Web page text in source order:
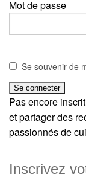
Mot de passe
Se souvenir de
Pas encore
et partager des
passionnés de
Inscrivez